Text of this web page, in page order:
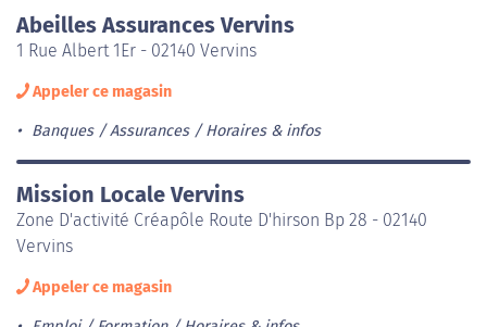
Abeilles Assurances Vervins
1 Rue Albert 1Er - 02140 Vervins
Appeler ce magasin
Banques / Assurances Horaires & infos
Mission Locale Vervins
Zone D'activité Créapôle Route D'hirson Bp 28 - 02140
Vervins
Appeler ce magasin